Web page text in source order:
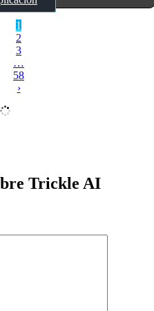
1
2
3
…
58
›
Trickle AI